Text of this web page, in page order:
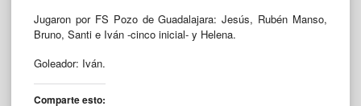
Jugaron por FS Pozo de Guadalajara: Jesús, Rubén Manso,
Bruno, Santi e Iván -cinco inicial- y Helena.
Goleador: Iván.
Comparte esto: